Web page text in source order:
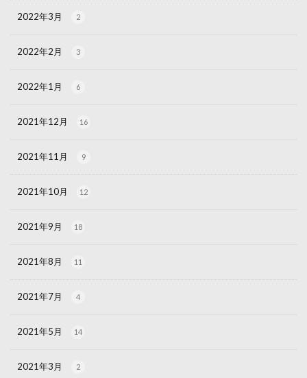
2022年3月 2
2022年2月 3
2022年1月 6
2021年12月 16
2021年11月 9
2021年10月 12
2021年9月 18
2021年8月 11
2021年7月 4
2021年5月 14
2021年3月 2